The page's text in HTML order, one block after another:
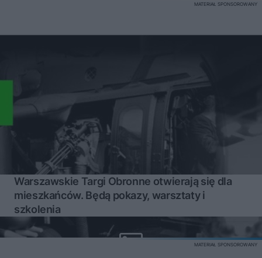
Warszawskie Targi Obronne otwierają się dla
mieszkańców. Będą pokazy, warsztaty i
szkolenia
MATERIAŁ SPONSOROWANY
MATERIAŁ SPONSOROWANY